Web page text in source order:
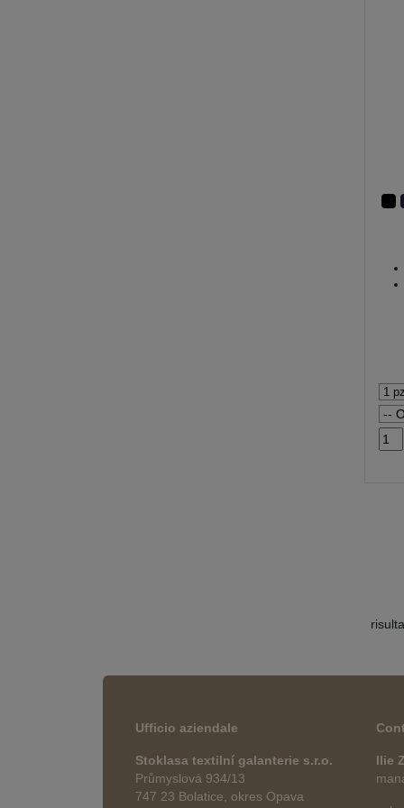
Ufficio aziendale
Stoklasa textilní galanterie s.r.o.
Průmyslová 934/13
747 23 Bolatice, okres Opava
Ilie